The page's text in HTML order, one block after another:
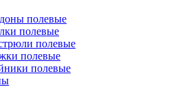
полевые
полевые
полевые
полевые
полевые